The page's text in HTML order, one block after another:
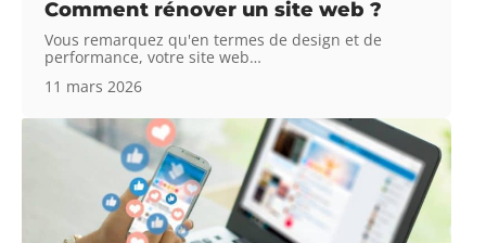
Comment rénover un site web ?
Vous remarquez qu'en termes de design et de
performance, votre site web…
11 mars 2026